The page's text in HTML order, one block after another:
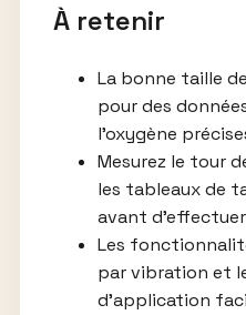
À retenir
La bonne taille
pour des
l’oxygène
Mesurez le tour
les tableaux de
avant
Les
par vibration et
d’application